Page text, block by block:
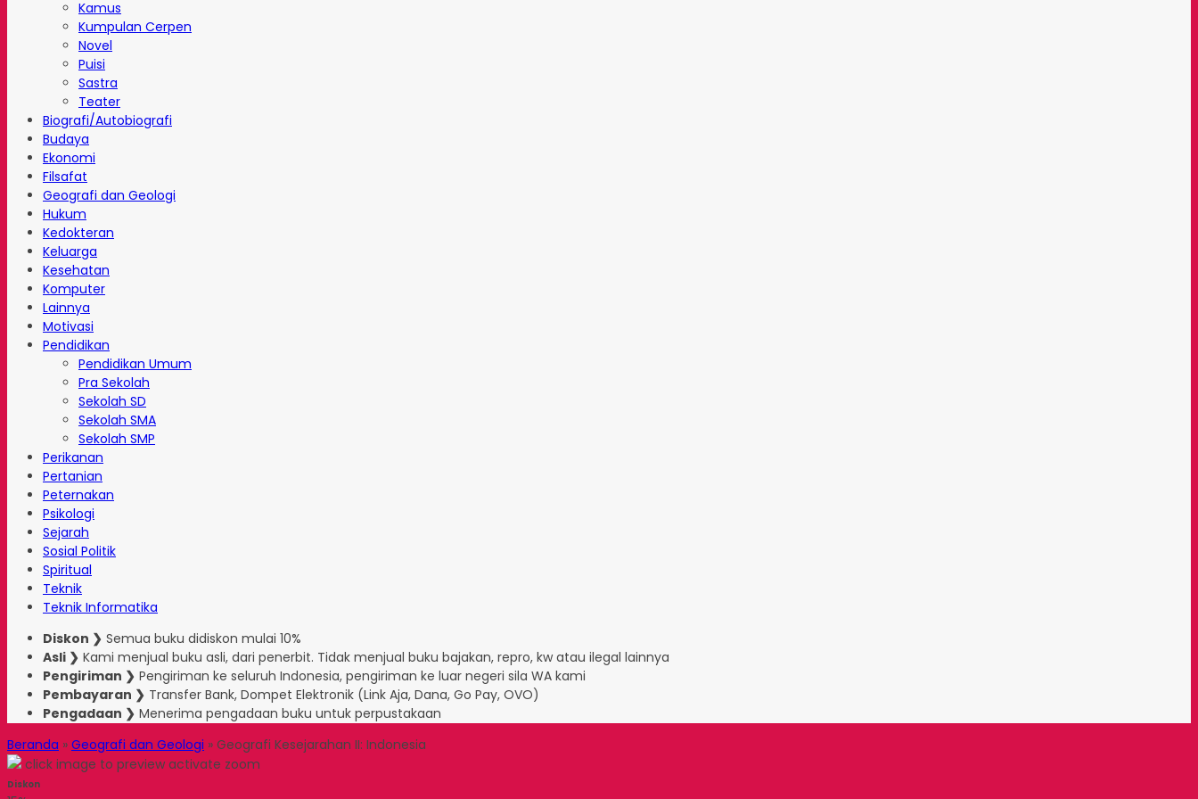
Kamus
Kumpulan Cerpen
Novel
Puisi
Sastra
Teater
Biografi/Autobiografi
Budaya
Ekonomi
Filsafat
Geografi dan Geologi
Hukum
Kedokteran
Keluarga
Kesehatan
Komputer
Lainnya
Motivasi
Pendidikan
Pendidikan Umum
Pra Sekolah
Sekolah SD
Sekolah SMA
Sekolah SMP
Perikanan
Pertanian
Peternakan
Psikologi
Sejarah
Sosial Politik
Spiritual
Teknik
Teknik Informatika
Diskon ❯ Semua buku didiskon mulai 10%
Asli ❯ Kami menjual buku asli, dari penerbit. Tidak menjual buku bajakan, repro, kw atau ilegal lainnya
Pengiriman ❯ Pengiriman ke seluruh Indonesia, pengiriman ke luar negeri sila WA kami
Pembayaran ❯ Transfer Bank, Dompet Elektronik (Link Aja, Dana, Go Pay, OVO)
Pengadaan ❯ Menerima pengadaan buku untuk perpustakaan
Beranda » Geografi dan Geologi » Geografi Kesejarahan II: Indonesia
click image to preview activate zoom
Diskon